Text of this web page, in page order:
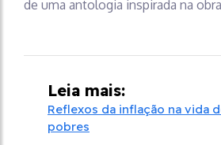
de uma antologia inspirada na
Leia mais:
Reflexos da inflação na vida
pobres